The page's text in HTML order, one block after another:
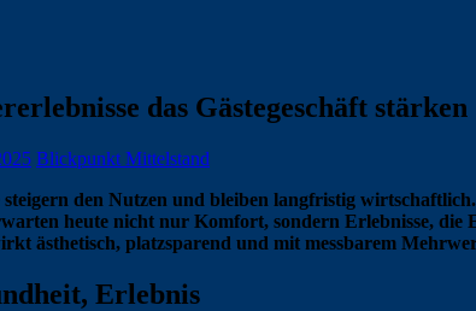
das Gästegeschäft stärken
Blickpunkt Mittelstand
den Nutzen und bleiben langfristig
heute nicht nur Komfort, sondern Erlebnisse,
ästhetisch, platzsparend und mit messbarem
Erlebnis